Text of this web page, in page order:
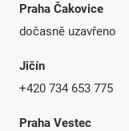
Praha Čakovice
dočasně uzavřeno
Jičín
+420 734 653 775
Praha Vestec